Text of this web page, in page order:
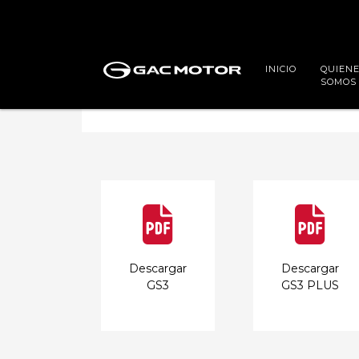
INICIO
SOMOS
Descargar
GS3
Descargar
GS3 PLUS